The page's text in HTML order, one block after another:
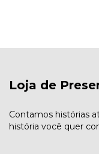
Loja de
Contamos histórias
história você quer